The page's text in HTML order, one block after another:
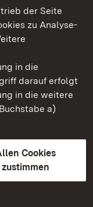
der Seite
zu Analyse-
in die
darauf erfolgt
in die weitere
a)
Cookies
zustimmen
Württemberg